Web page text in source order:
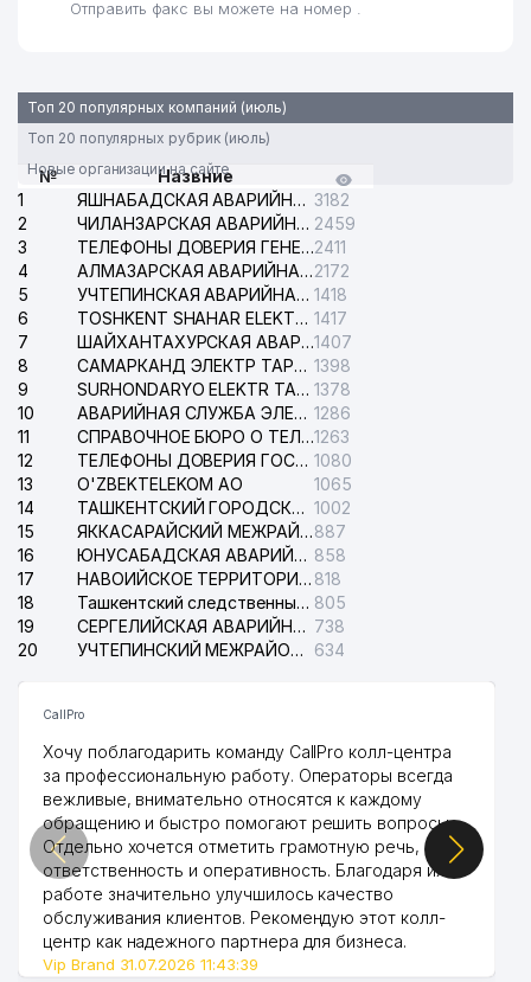
Отправить факс вы можете на номер .
Топ 20 популярных компаний (июль)
Топ 20 популярных рубрик (июль)
Новые организации на сайте
№
Назвние
1
ЯШНАБАДСКАЯ АВАРИЙНАЯ СЛУЖБА ЭЛЕКТРОСЕТИ 3182
2
ЧИЛАНЗАРСКАЯ АВАРИЙНАЯ СЛУЖБА ЭЛЕКТРОСЕТИ 2459
3
ТЕЛЕФОНЫ ДОВЕРИЯ ГЕНЕРАЛЬНОЙ ПРОКУРАТУРЫ РЕСПУБЛИКИ УЗБЕКИСТАН2411
4
АЛМАЗАРСКАЯ АВАРИЙНАЯ СЛУЖБА ЭЛЕКТРОСЕТИ2172
5
УЧТЕПИНСКАЯ АВАРИЙНАЯ СЛУЖБА ЭЛЕКТРОСЕТИ 1418
6
TOSHKENT SHAHAR ELEKTR TARMOQLARI KORXONASI АО 1417
7
ШАЙХАНТАХУРСКАЯ АВАРИЙНАЯ СЛУЖБА ЭЛЕКТРОСЕТИ1407
8
САМАРКАНД ЭЛЕКТР ТАРМОКЛАРИ АО 1398
9
SURHONDARYO ELEKTR TARMOKLARI АО 1378
10
АВАРИЙНАЯ СЛУЖБА ЭЛЕКТРОСЕТИ ТАШКЕНТСКОГО РАЙОНА 1286
11
СПРАВОЧНОЕ БЮРО О ТЕЛЕФОНАХ ОРГАНИЗАЦИЙ г. ТАШКЕНТА1263
12
ТЕЛЕФОНЫ ДОВЕРИЯ ГОСУДАРСТВЕННОГО ЦЕНТРА ТЕСТИРОВАНИЯ 1080
13
O'ZBEKTELEKOM АО
1065
14
ТАШКЕНТСКИЙ ГОРОДСКОЙ СУД ПО ГРАЖДАНСКИМ ДЕЛАМ 1002
15
ЯККАСАРАЙСКИЙ МЕЖРАЙОННЫЙ СУД ПО ГРАЖДАНСКИМ ДЕЛАМ887
16
ЮНУСАБАДСКАЯ АВАРИЙНАЯ СЛУЖБА ЭЛЕКТРОСЕТИ 858
17
НАВОИЙСКОЕ ТЕРРИТОРИАЛЬНОЕ ПРЕДПРИЯТИЕ ЭЛЕКТРОСЕТИ АО 818
18
Ташкентский следственный изолятор 805
19
СЕРГЕЛИЙСКАЯ АВАРИЙНАЯ СЛУЖБА ЭЛЕКТРОСЕТИ 738
20
УЧТЕПИНСКИЙ МЕЖРАЙОННЫЙ СУД ПО ГРАЖДАНСКИМ ДЕЛАМ 634
CallPro
Хочу поблагодарить команду CallPro колл-центра
за профессиональную работу. Операторы всегда
вежливые, внимательно относятся к каждому
обращению и быстро помогают решить вопросы.
Отдельно хочется отметить грамотную речь,
ответственность и оперативность. Благодаря их
работе значительно улучшилось качество
обслуживания клиентов. Рекомендую этот колл-
центр как надежного партнера для бизнеса.
Vip Brand 31.07.2026 11:43:39